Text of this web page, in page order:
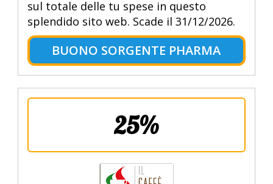
sul totale delle tu spese in questo
splendido sito web. Scade il 31/12/2026.
BUONO SORGENTE PHARMA
25%